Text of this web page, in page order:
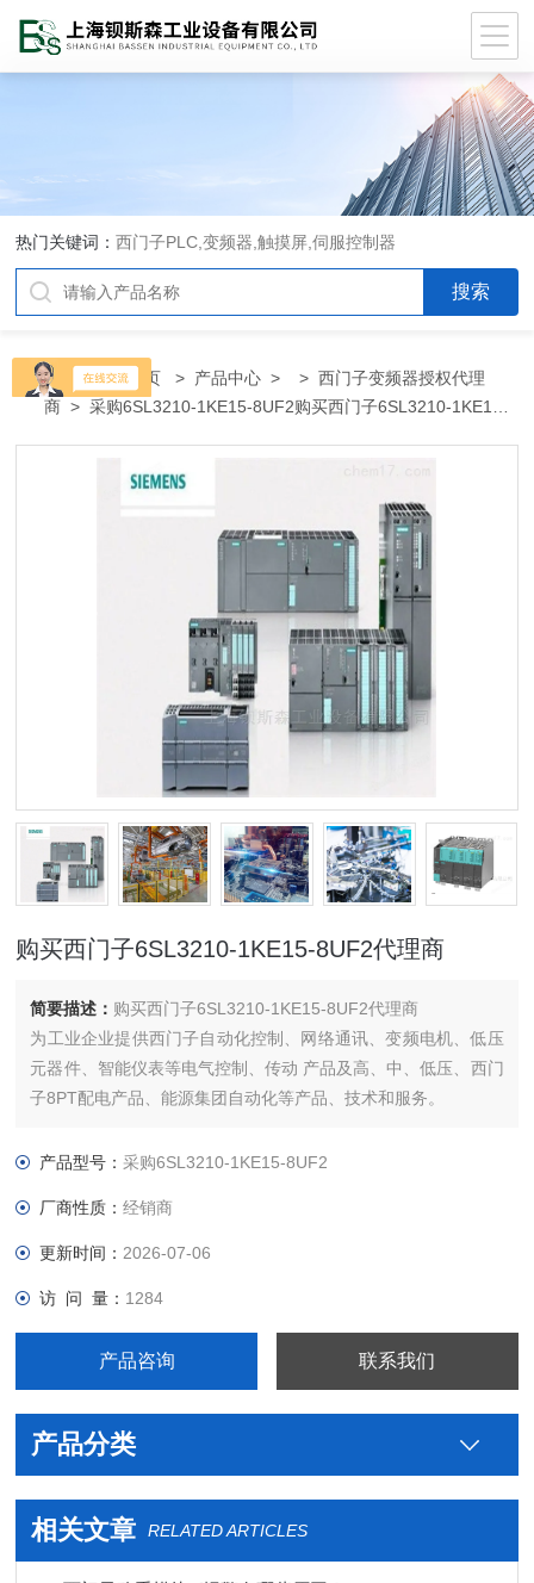
热门关键词：西门子PLC,变频器,触摸屏,伺服控制器
当前位置：首页 > 产品中心 > >西门子变频器授权代理
商 > 采购6SL3210-1KE15-8UF2购买西门子6SL3210-1KE15-
购买西门子6SL3210-1KE15-8UF2代理商
简要描述： 购买西门子6SL3210-1KE15-8UF2代理商
为工业企业提供西门子自动化控制、网络通讯、变频电机、低压
元器件、智能仪表等电气控制、传动 产品及高、中、低压、西门
子8PT配电产品、能源集团自动化等产品、技术和服务。
自动化控制、网络通讯、变频电机、低压元器件、智能仪表等电
产品型号： 采购6SL3210-1KE15-8UF2
厂商性质：经销商
更新时间： 2026-07-06
访 问 量： 1284
产品咨询 联系我们
产品分类
相关文章 RELATED ARTICLES